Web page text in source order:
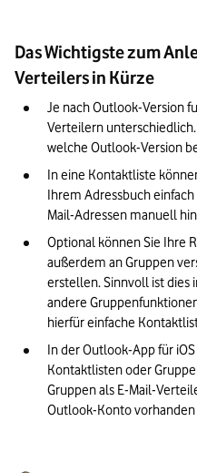
Das Wichtigste zum
Verteilers in Kürze
Je nach Outlook-Version
Verteilern
welche Outlook-Version
In eine Kontaktliste
Ihrem Adressbuch
Mail-Adressen manuell
Optional können Sie Ihre
außerdem an Gruppen
erstellen. Sinnvoll ist dies
andere
hierfür einfache
In der Outlook-App für
Kontaktlisten oder
Gruppen als E-Mail-
Outlook-Konto vorhanden